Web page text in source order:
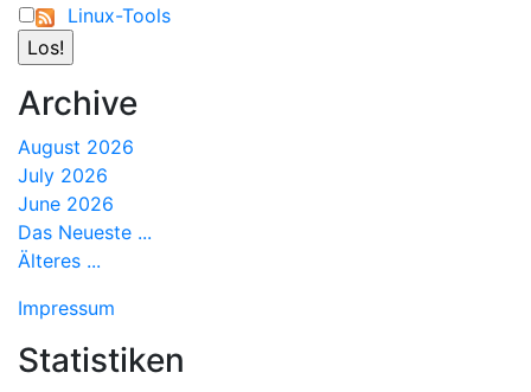
Linux-Tools
Archive
August 2026
July 2026
June 2026
Das Neueste ...
Älteres ...
Impressum
Statistiken